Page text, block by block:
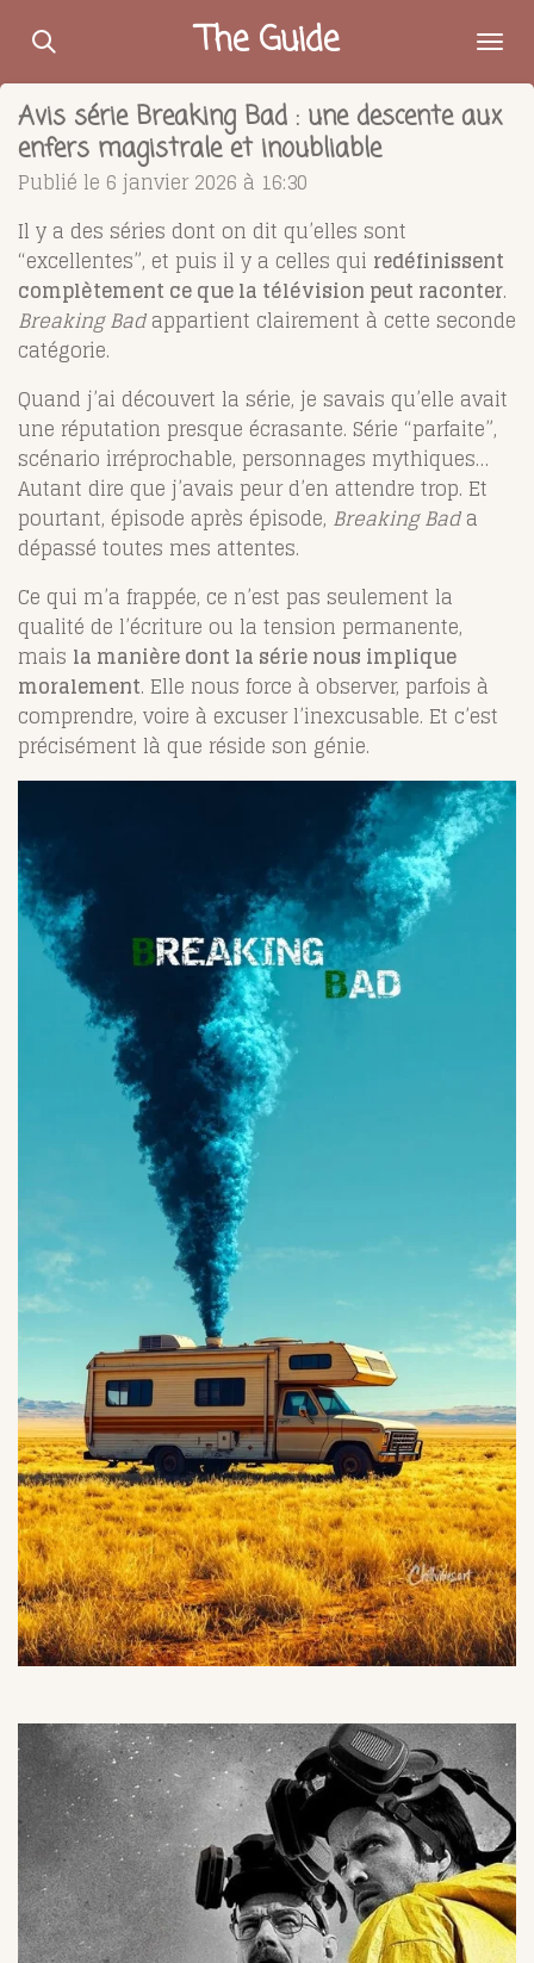
Passer
contenu
principal
The Guide
Avis série Breaking Bad : une descente aux
enfers magistrale et inoubliable
Publié le 6 janvier 2026 à 16:30
Il y a des séries dont on dit qu’elles sont
“excellentes”, et puis il y a celles qui redéfinissent
complètement ce que la télévision peut raconter.
Breaking Badappartient clairement à cette seconde
catégorie.
Quand j’ai découvert la série, je savais qu’elle avait
une réputation presque écrasante. Série “parfaite”,
scénario irréprochable, personnages mythiques…
Autant dire que j’avais peur d’en attendre trop. Et
pourtant, épisode après épisode, Breaking Bada
dépassé toutes mes attentes.
Ce qui m’a frappée, ce n’est pas seulement la
qualité de l’écriture ou la tension permanente,
mais la manière dont la série nous implique
moralement. Elle nous force à observer, parfois à
comprendre, voire à excuser l’inexcusable. Et c’est
précisément là que réside son génie.